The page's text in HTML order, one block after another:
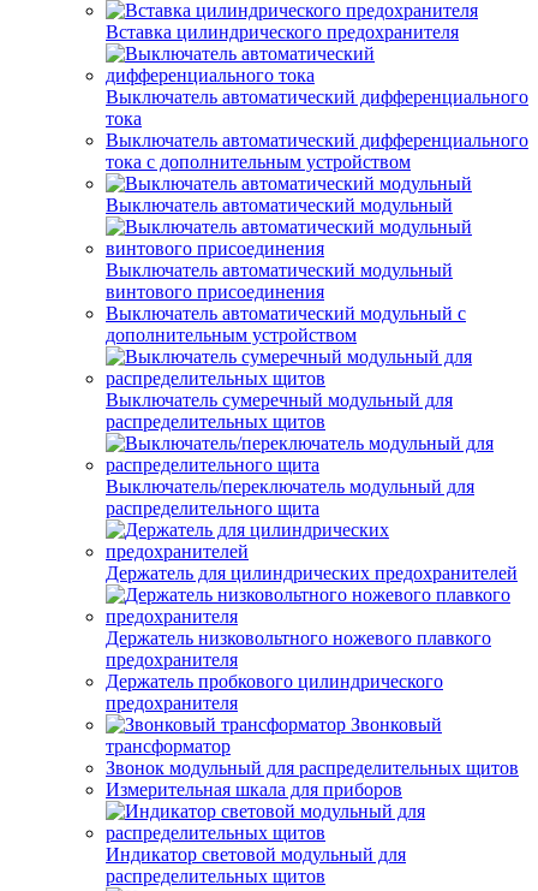
Вставка цилиндрического предохранителя
Выключатель автоматический дифференциального
тока
Выключатель автоматический дифференциального
тока с дополнительным устройством
Выключатель автоматический модульный
Выключатель автоматический модульный
винтового присоединения
Выключатель автоматический модульный с
дополнительным устройством
Выключатель сумеречный модульный для
распределительных щитов
Выключатель/переключатель модульный для
распределительного щита
Держатель для цилиндрических предохранителей
Держатель низковольтного ножевого плавкого
предохранителя
Держатель пробкового цилиндрического
предохранителя
Звонковый
трансформатор
Звонок модульный для распределительных щитов
Измерительная шкала для приборов
Индикатор световой модульный для
распределительных щитов